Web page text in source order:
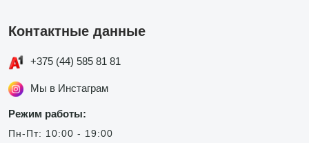
Контактные данные
+375 (44) 585 81 81
Мы в Инстаграм
Режим работы:
Пн-Пт: 10:00 - 19:00